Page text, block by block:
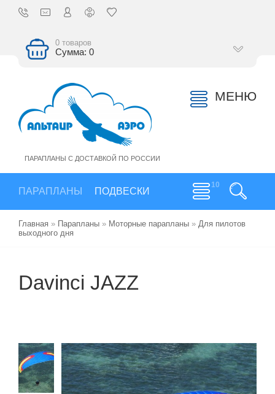
0 товаров
Сумма: 0
ПАРАПЛАНЫ С ДОСТАВКОЙ ПО РОССИИ
МЕНЮ
ПАРАПЛАНЫ ПОДВЕСКИ
Главная » Парапланы » Моторные парапланы » Для пилотов
выходного дня
Davinci JAZZ